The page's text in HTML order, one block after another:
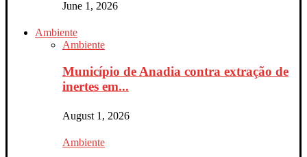
June 1, 2026
Ambiente
Ambiente
Município de Anadia contra extração de
inertes em...
August 1, 2026
Ambiente